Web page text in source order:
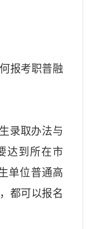
报考职普融
录取办法与
达到所在市
单位普通高
都可以报名